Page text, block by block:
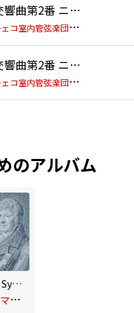
交響曲第2番 ニ長調 Op. 40: I. Adagio - Allegro
チ
ェコ室内管弦楽団パルドビツェ and マレク・シュティレツ
交響曲第2番 ニ長調 Op. 40: II. Adagio
チ
ェコ室内管弦楽団パルドビツェ and マレク・シュティレツ
のアルバム
Krommer: Symphonies Nos. 1-2 & Concertino for Flute, Oboe & Violin
ク
ラーラ・マフ・ヤセンチャーコヴァー, ヴォイチェフ・ポドロウジェク, マルケータ・チェピツカー, チェコ室内管弦楽団パルドビツェ and マレク・シュティレツ